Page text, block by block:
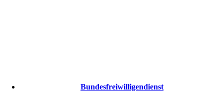
Bundesfreiwilligendienst